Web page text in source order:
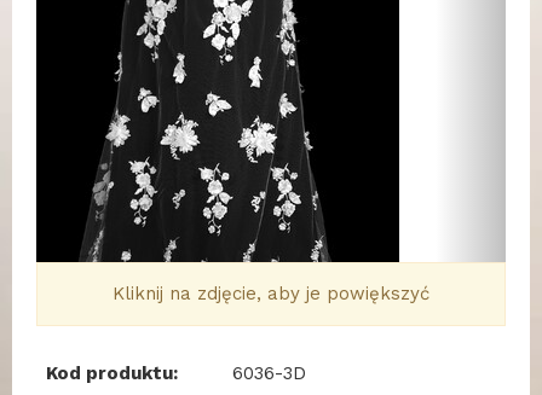
Kliknij na zdjęcie, aby je powiększyć
Kod produktu: 6036-3D